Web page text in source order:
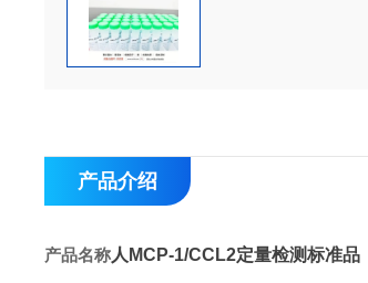
产品介绍
产品名称人MCP-1/CCL2定量检测标准品